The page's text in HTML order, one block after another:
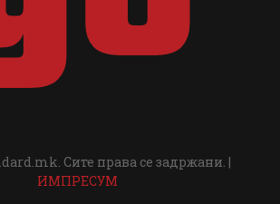
Сите права се задржани. |
ИМПРЕСУМ